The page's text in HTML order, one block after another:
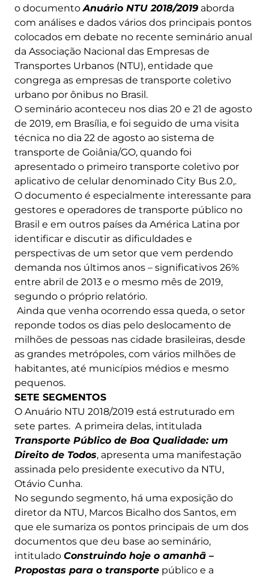
o documentoAnuário NTU 2018/2019 aborda
com análises e dados vários dos principais pontos
colocados em debate no recente seminário anual
da Associação Nacional das Empresas de
Transportes Urbanos (NTU), entidade que
congrega as empresas de transporte coletivo
urbano por ônibus no Brasil.
O seminário aconteceu nos dias 20 e 21 de agosto
de 2019, em Brasília, e foi seguido de uma visita
técnica no dia 22 de agosto ao sistema de
transporte de Goiânia/GO, quando foi
apresentado o primeiro transporte coletivo por
aplicativo de celular denominado City Bus 2.0,.
O documento é especialmente interessante para
gestores e operadores de transporte público no
Brasil e em outros países da América Latina por
identificar e discutir as dificuldades e
perspectivas de um setor que vem perdendo
demanda nos últimos anos – significativos 26%
entre abril de 2013 e o mesmo mês de 2019,
segundo o próprio relatório.
Ainda que venha ocorrendo essa queda, o setor
reponde todos os dias pelo deslocamento de
milhões de pessoas nas cidade brasileiras, desde
as grandes metrópoles, com vários milhões de
habitantes, até municípios médios e mesmo
pequenos.
SETE SEGMENTOS
O Anuário NTU 2018/2019 está estruturado em
sete partes. A primeira delas, intitulada
Transporte Público de Boa Qualidade: um
Direito de Todos, apresenta uma manifestação
assinada pelo presidente executivo da NTU,
Otávio Cunha.
No segundo segmento, há uma exposição do
diretor da NTU, Marcos Bicalho dos Santos, em
que ele sumariza os pontos principais de um dos
documentos que deu base ao seminário,
intitulado Construindo hoje o amanhã –
Propostas para o transporte público e a